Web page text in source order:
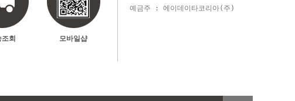
회 모바일샵
예금주 : 에이데이타코리아(주)